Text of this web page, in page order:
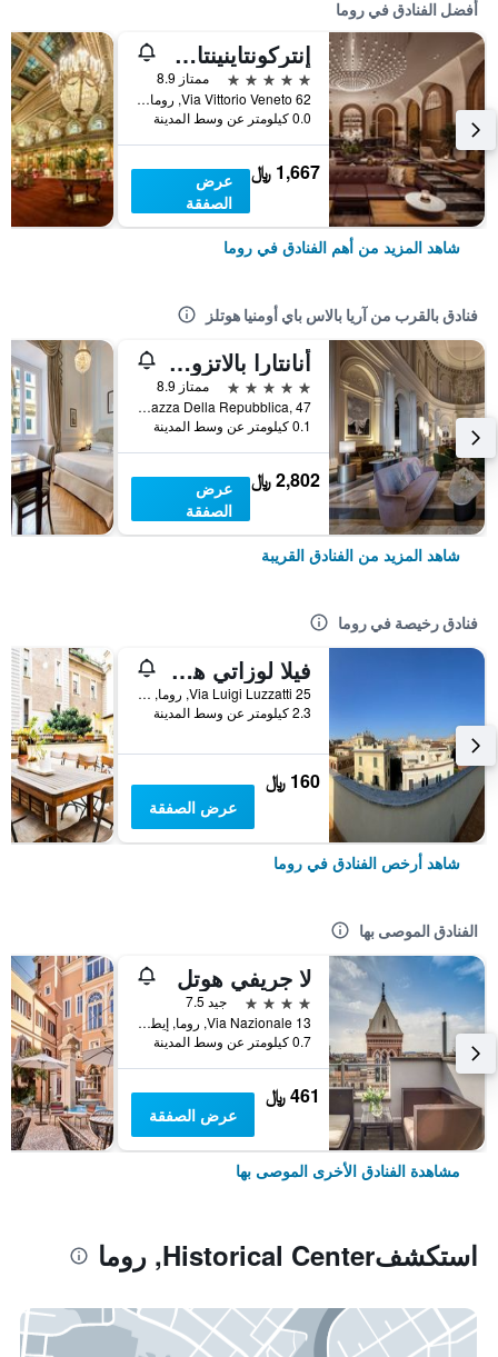
أفضل الفنادق في روما
إنتركونتاينينتال روم أمباسشياتوري بالاس باي آيتش جي
5 نجوم
ممتاز 8.9
Via Vittorio Veneto 62, روما, إيطاليا
0.0 كيلومتر عن وسط المدينة
1,667 ﷼
عرض
الصفقة
شاهد المزيد من أهم الفنادق في روما
فنادق بالقرب من آريا بالاس باي أومنيا هوتلز
أنانتارا بالاتزو نايادي روم هوتل - آيه ليدينج هوتل أوف ذا وورلد
5 نجوم
ممتاز 8.9
Piazza Della Repubblica, 47, روما, إيطاليا
0.1 كيلومتر عن وسط المدينة
2,802 ﷼
عرض
الصفقة
شاهد المزيد من الفنادق القريبة
فنادق رخيصة في روما
فيلا لوزاتي هوستل
25 Via Luigi Luzzatti, روما, إيطاليا
2.3 كيلومتر عن وسط المدينة
160 ﷼
عرض الصفقة
شاهد أرخص الفنادق في روما
الفنادق الموصى بها
لا جريفي هوتل
4 نجوم
جيد 7.5
Via Nazionale 13, روما, إيطاليا
0.7 كيلومتر عن وسط المدينة
461 ﷼
عرض الصفقة
مشاهدة الفنادق الأخرى الموصى بها
استكشفHistorical Center, روما